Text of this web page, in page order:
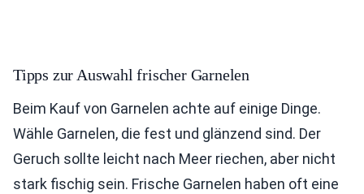
Tipps zur Auswahl frischer Garnelen
Beim Kauf von Garnelen achte auf einige Dinge.
Wähle Garnelen, die fest und glänzend sind. Der
Geruch sollte leicht nach Meer riechen, aber nicht
stark fischig sein. Frische Garnelen haben oft eine